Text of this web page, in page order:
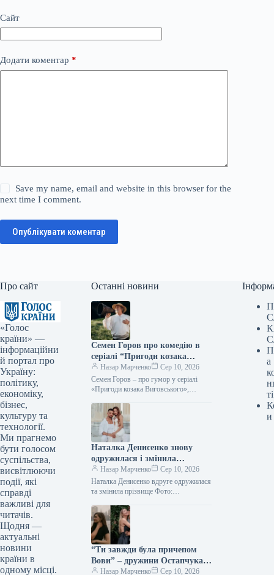
Сайт
Додати коментар *
Save my name, email and website in this browser for the
next time I comment.
Опублікувати коментар
Про сайт
«Голос
країни» —
інформаційни
й портал про
Україну:
політику,
економіку,
бізнес,
культуру та
технології.
Ми прагнемо
бути голосом
суспільства,
висвітлюючи
події, які
справді
важливі для
читачів.
Щодня —
актуальні
новини
країни в
одному місці.
Останні новини
Семен Горов про комедію в
серіалі “Пригоди козака
Виговського”, інтелектуальну
ВІА Гру та подальшу кар’єру
Jerry Heil
Назар Марченко
Сер 10, 2026
Семен Горов – про гумор у серіалі
«Пригоди козака Виговського»,
Heil Фото: 2+2 Підпишіться…
Наталка Денисенко знову
одружилася і змінила
прізвище
Назар Марченко
Сер 10, 2026
Наталка Денисенко вдруге одружилася
та змінила прізвище Фото:
Підпишіться на нас в Google додати
зараз Акторка Наталка Денисенко
побралася…
“Ти завжди була причепом
Вови” – дружини Остапчука
та Анатоліча влаштували
Назар Марченко Сер 10, 2026
а
ті
и